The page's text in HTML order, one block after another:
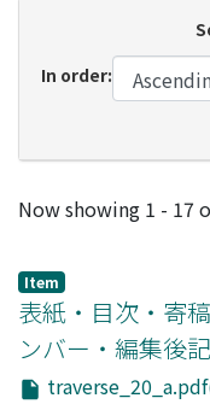
In order:
Recent
Now showing 1 - 17
Item
表紙・目次・寄
ンバー・編集後